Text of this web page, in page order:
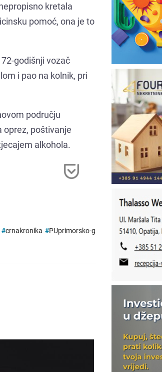
kretala
pomoć, ona je to
godišnji vozač
i pao na kolnik, pri
području
oprez, poštivanje
alkohola.
#crnakronika #PUprimorsko-g